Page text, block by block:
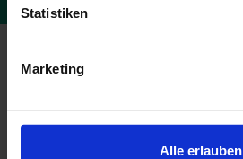
Statistiken
Marketing
Alle erlauben
Wir sind für Sie da!